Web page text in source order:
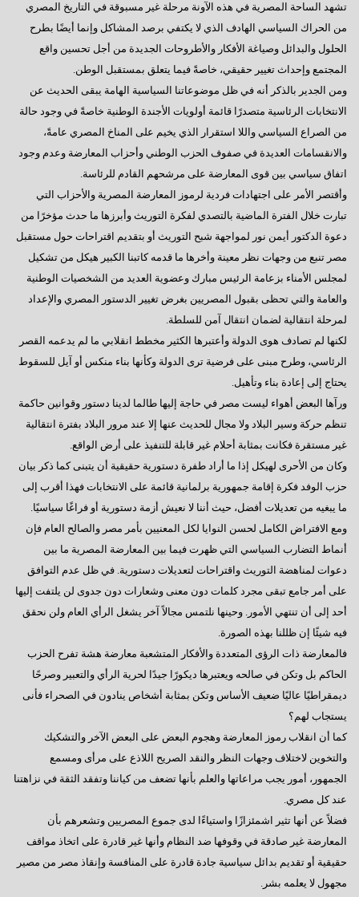
رسالة إلى النائب / على عبد العال
كورونا وأخواتها كشفوا هشاشة كيانات عربية كبرى
إفتكاسة أبو شقة إحدى عجائب وغرائب البرلمان
هذا هو المتوقع والمنتظر
إطلالة عام جديد
تغييب القوى الوطنية
هل يطول الإنتظار ؟
السادات : رحيل مرسى كشف عن آفة مجتمعية خطيرة
إيران - ماذا ننتظر؟
ماذا بعد الإستفتاء ؟
هل يفاجئنا الرئيس ؟
حينما يستمع الرئيس
سؤال يطرح نفسه
وجهة نظر فى ( الإرهاب – الفساد – الإهمال )
هل يفعلها الرئيس؟
السادات تعقيبا على إنجازات البرلمان في ثلاث سنوات
السادات : البرلمان يعانى قصور تشريعى لم يشهده في تاريخه
همسة للرئيس
فى إنتظار كلمة الرئيس بمناسبة قرب بدء عملية التصويت
رسالة إلى العقلاء
المعارضة الحائرة
إلى أين نتجه ؟
أكتوبر وآمال تتجدد
رجاءاً إهتموا بالعمال
فى قلوبنا يا سيناء
العبادة الموحد ومطامع الإنتهازيين
أيدى تحمى وأخرى تبنى
تشهد الساحة المصرية في هذه الآونة مرحلة غير مسبوقة في التاريخ المصري
من الحراك السياسي الهادف الذي لا يكتفي برصد المشاكل وإنما أيضًا بطرح
الحلول والبدائل وصياغة الأفكار والأطروحات الجديدة من أجل تحسين واقع
المجتمع وإحداث تغيير حقيقي، خاصةً فيما يتعلق بمستقبل الوطن.
ومن الجدير بالذكر أنه في ظل موضوعاتنا السياسية الهامة يبقى الحديث عن
الانتخابات الرئاسية متصدرًا قائمة أولويات الأجندة الوطنية خاصةً في وجود حالة
من الصراع السياسي واللا استقرار الذي يخيم على المناخ المصري عامةً،
والانقسامات العديدة في صفوف الحزب الوطني وأحزاب المعارضة وعدم وجود
اتفاق سياسي بين قوى المعارضة على مرشحهم القادم للرئاسة.
وأقتصر الأمر على اجتهادات فردية لرموز المعارضة المصرية والأحزاب التي
تبارت خلال الفترة الماضية بالتصدي لفكرة التوريث وأبرزها ما حدث مؤخرًا من
دعوة الدكتور أيمن نور لمواجهة شبح التوريث أو بتقديم اقتراحات حول مستقبل
مصر تنبع من وجهات نظر معينة وأخرها ما قدمه كاتبنا الكبير هيكل من تشكيل
لمجلس الأمناء بزعامة الرئيس مبارك وعضوية العديد من الشخصيات الوطنية
والعامة والتي تحظى بقبول المصريين بغرض تغيير الدستور المصري والإعداد
لمرحلة انتقالية لضمان انتقال آمن للسلطة.
لكنها لم تصادف هوى الدولة وأعتبرها الكثير مخطط انقلابي ما لم يدعمه القصر
الرئاسي، وطرح مبنى على فرضية ترى الدولة وكأنها بناء منكس أو آيل للسقوط
يحتاج إلى إعادة بناء وتأهيل.
ورآها البعض أهواء ليست مصر في حاجة إليها طالما لدينا دستور وقوانين حاكمة
تنظم حركة وسير البلاد ولا مجال للحديث عنها إلا عند مرور البلاد بفترة انتقالية
غير مستقرة فكانت بمثابة أحلام غير قابلة للتنفيذ على أرض الواقع.
وكان من الأحرى لهيكل إذا ما أراد طفرة دستورية حقيقية أن يتبنى كما ذكر بيان
حزب الوفد فكرة إقامة جمهورية برلمانية قائمة على الانتخابات فهذا أقرب إلى
ما يبغيه من تعديلات أفضل، حيث أننا لا نعيش أزمة دستورية أو فراغًا سياسيًا.
ومع الافتراض الكامل لحسن النوايا لكل المعنيين بأمر مصر والصالح العام فإن
أنماط التضارب السياسي التي ظهرت فيما بين المعارضة المصرية ما بين
دعوات لمناهضة التوريث واقتراحات لتعديلات دستورية. في ظل عدم التوافق
على أمر جامع تبقى مجرد كلمات دون معنى وشعارات دون جدوى لن يلتفت إليها
أحد إلى أن تنتهي الأمور. وحينها نلتمس مجالاً آخر يشغل الرأي العام ولن نحقق
فيه شيئًا إن ظللنا بهذه الصورة.
فالمعارضة ذات الرؤى المتعددة والأفكار المتشعبة معارضة هشة تفرح الحزب
الحاكم بل وتكن في صالحه ويعتبرها ديكورًا جيدًا لحرية الرأي والتعبير وصرحًا
ديمقراطيًا عاليًا ضعيف الأساس وتكن بمثابة أشخاص ينادون في الصحراء فأنى
يستجاب لهم؟
كما أن انقلاب رموز المعارضة وهجوم البعض على البعض الآخر والتشكيك
والتخوين لاختلاف وجهات النظر والنقد الصريح اللاذع على مرأى ومسمع
الجمهور، أمور يجب مراعاتها والعلم بأنها تضعف من كياننا وتفقد الثقة في نزاهتنا
عند كل مصري.
فضلاً عن أنها تثير اشمئزازًا واستياءًا لدى جموع المصريين وتشعرهم بأن
المعارضة غير صادقة في وقوفها ضد النظام وأنها غير قادرة على اتخاذ مواقف
حقيقية أو تقديم بدائل سياسية جادة قادرة على المنافسة وإنقاذ مصر من مصير
مجهول لا يعلمه بشر.